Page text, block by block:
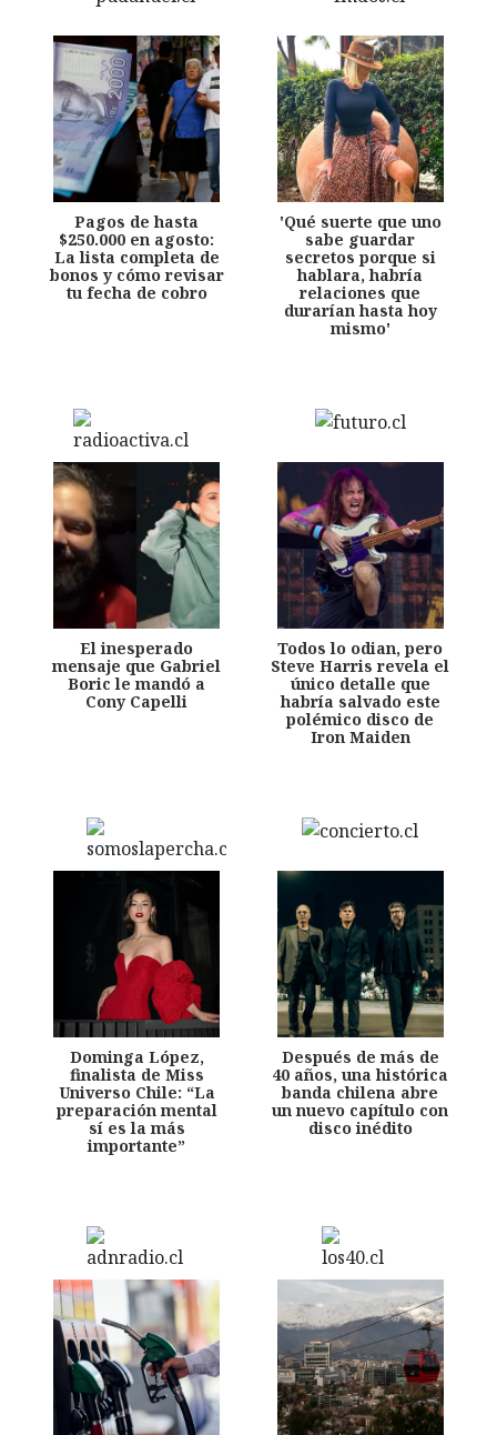
Pagos de hasta
$250.000 en agosto:
La lista completa de
bonos y cómo revisar
tu fecha de cobro
'Qué suerte que uno
sabe guardar
secretos porque si
hablara, habría
relaciones que
durarían hasta hoy
mismo'
El inesperado
mensaje que Gabriel
Boric le mandó a
Cony Capelli
Todos lo odian, pero
Steve Harris revela el
único detalle que
habría salvado este
polémico disco de
Iron Maiden
Dominga López,
finalista de Miss
Universo Chile: “La
preparación mental
sí es la más
importante”
Después de más de
40 años, una histórica
banda chilena abre
un nuevo capítulo con
disco inédito